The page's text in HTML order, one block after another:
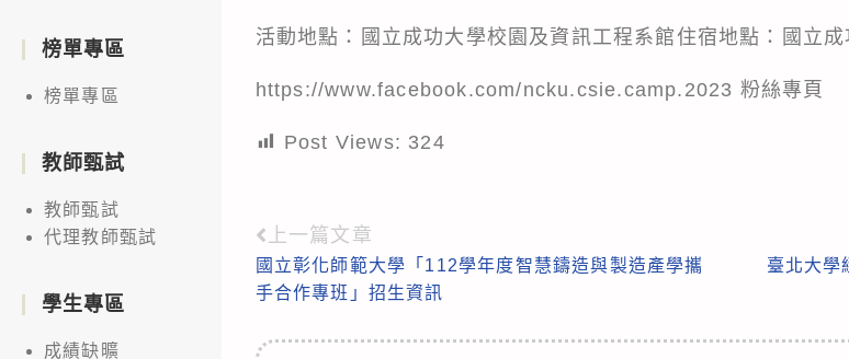
活動地點：國立成功大學校園及資訊工程系館住宿地點：國立
https://www.facebook.com/ncku.csie.camp.2023 粉絲專頁
Post Views: 324
Read
more
上一篇文章
國立彰化師範大學「112學年度智慧鑄造與製造產學攜
手合作專班」招生資訊
臺北大學
榜單專區
榜單專區
教師甄試
教師甄試
代理教師甄試
學生專區
成績缺曠